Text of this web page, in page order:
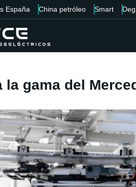
España China petróleo Smart
la gama del